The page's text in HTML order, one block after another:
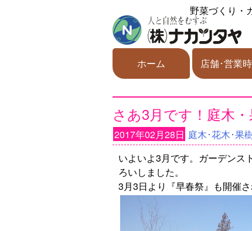
野菜づくり・
ホーム 店舗･営業
さあ3月です！庭木
2017年02月28日 庭木･花木･果
いよいよ3月です。ガーデンス
ろいしました。
3月3日より『早春祭』も開催